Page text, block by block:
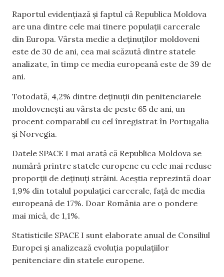
Raportul evidențiază și faptul că Republica Moldova
are una dintre cele mai tinere populații carcerale
din Europa. Vârsta medie a deținuților moldoveni
este de 30 de ani, cea mai scăzută dintre statele
analizate, în timp ce media europeană este de 39 de
ani.
Totodată, 4,2% dintre deținuții din penitenciarele
moldovenești au vârsta de peste 65 de ani, un
procent comparabil cu cel înregistrat în Portugalia
și Norvegia.
Datele SPACE I mai arată că Republica Moldova se
numără printre statele europene cu cele mai reduse
proporții de deținuți străini. Aceștia reprezintă doar
1,9% din totalul populației carcerale, față de media
europeană de 17%. Doar România are o pondere
mai mică, de 1,1%.
Statisticile SPACE I sunt elaborate anual de Consiliul
Europei și analizează evoluția populațiilor
penitenciare din statele europene.